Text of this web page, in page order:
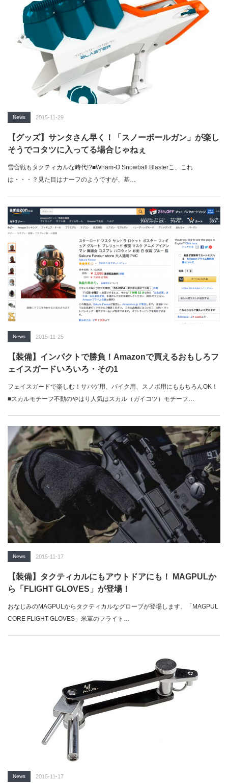
News 2015-11-29
【グッズ】サンタさん早く！「スノーボールガン」が楽し
そうでコタツに入ってる場合じゃねぇ
雪合戦もタクティカルな時代!?■Wham-O Snowball Blasterこ、これ
は・・・？見た目はナーフのようですが、基…
News 2015-11-25
【装備】インパクトで勝負！Amazonで買えるおもしろフ
ェイスガードいろいろ・その1
フェイスガードで楽しむ！サバゲ用、バイク用、スノボ用にももちろんOK！
■スカルモチーフ不動のやはり人気はスカル（ガイコツ）モチーフ…
News 2015-11-17
【装備】タクティカルにもアウトドアにも！ MAGPULか
ら「FLIGHT GLOVES」が登場！
おなじみのMAGPULからタクティカルなグローブが登場します。「MAGPUL
CORE FLIGHT GLOVES」米軍のフライト…
News 2015-11-17